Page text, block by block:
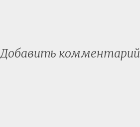
Добавить комментарий